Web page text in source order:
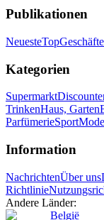
Publikationen
NeuesteTopGeschäfte
Kategorien
Supermarkt
TrinkenHaus, Garten
ParfümerieSportMode
Information
NachrichtenÜber uns
Richtlinie
Andere Länder:
België